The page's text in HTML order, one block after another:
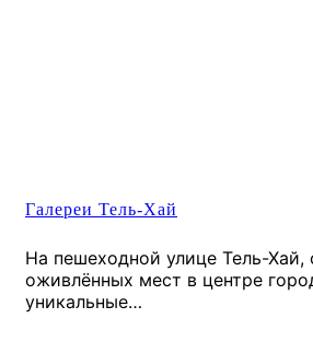
Галереи Тель-Хай
На пешеходной улице Тель-
оживлённых мест в центре
уникальные…